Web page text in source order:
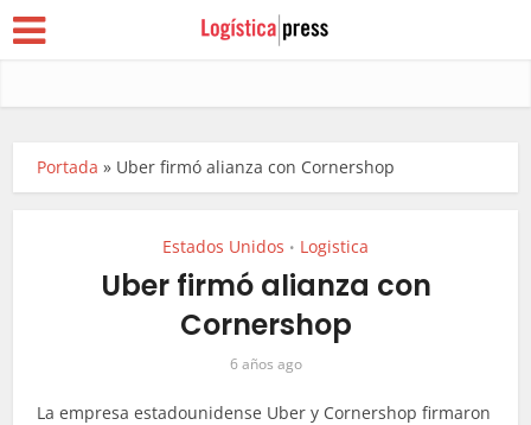
Portada » Uber firmó alianza con Cornershop
Estados Unidos • Logistica
Uber firmó alianza con
Cornershop
6 años ago
La empresa estadounidense Uber y Cornershop firmaron